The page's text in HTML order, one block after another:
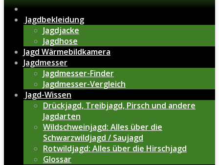
Jagdbekleidung
Jagdjacke
Jagdhose
Jagd Wärmebildkamera
Jagdmesser
Jagdmesser-Finder
Jagdmesser-Vergleich
Jagd-Wissen
Drückjagd, Treibjagd, Pirsch und andere
Jagdarten
Wildschweinjagd: Alles über die
Schwarzwildjagd / Saujagd
Rotwildjagd: Alles über die Hirschjagd
Glossar